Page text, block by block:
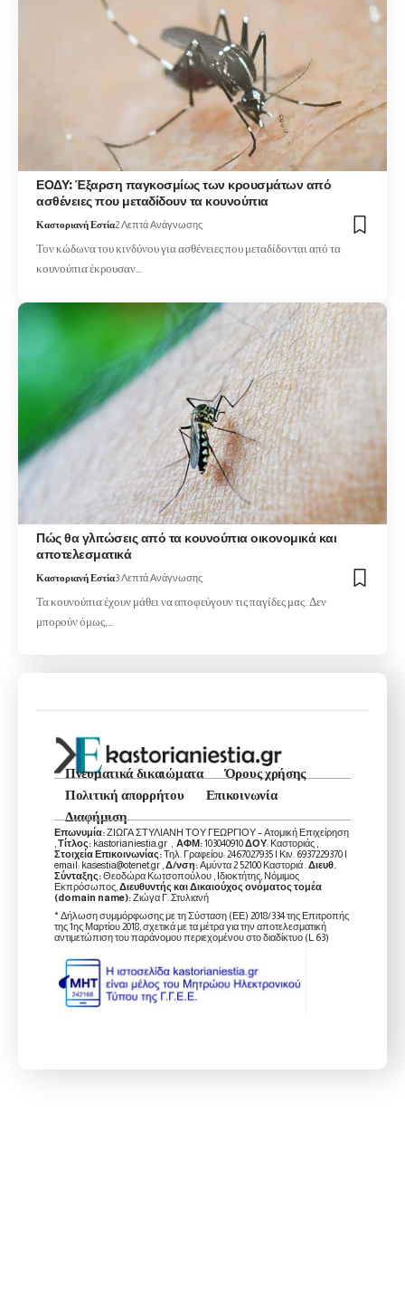
ΕΟΔΥ: Έξαρση παγκοσμίως των κρουσμάτων από
ασθένειες που μεταδίδουν τα κουνούπια
Καστοριανή Εστία2 Λεπτά Ανάγνωσης
Τον κώδωνα του κινδύνου για ασθένειες που μεταδίδονται από τα
κουνούπια έκρουσαν…
Πώς θα γλιτώσεις από τα κουνούπια οικονομικά και
αποτελεσματικά
Καστοριανή Εστία3 Λεπτά Ανάγνωσης
Τα κουνούπια έχουν μάθει να αποφεύγουν τις παγίδες μας. Δεν
μπορούν όμως,…
Πνευματικά δικαιώματα
Όρους χρήσης
Πολιτική απορρήτου
Επικοινωνία
Διαφήμιση
Επωνυμία:ΖΙΩΓΑ ΣΤΥΛΙΑΝΗ ΤΟΥ ΓΕΩΡΓΙΟΥ – Ατομική Επιχείρηση
Τίτλος: kastorianiestia.gr , ΑΦΜ:103040910ΔΟΥ: Καστοριάς ,
Στοιχεία Επικοινωνίας:Τηλ. Γραφείου: 2467027935 | Κιν. 6937229370 |
email: kasestia@otenet.gr , Δ/νση:Αμύντα 2 52100 Καστοριά . Διευθ.
Σύνταξης:Θεοδώρα Κωτσοπούλου , Ιδιοκτήτης, Νόμιμος
Εκπρόσωπος, Διευθυντής και Δικαιούχος ονόματος τομέα
(domain name):Ζιώγα Γ. Στυλιανή
* Δήλωση συμμόρφωσης με τη Σύσταση (ΕΕ) 2018/334 της Επιτροπής
της 1ης Μαρτίου 2018, σχετικά με τα μέτρα για την αποτελεσματική
αντιμετώπιση του παράνομου περιεχομένου στο διαδίκτυο (L 63)